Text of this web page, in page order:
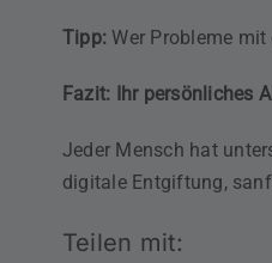
Tipp: Wer Probleme
Fazit: Ihr persönliches
Jeder Mensch hat
digitale Entgiftung,
Teilen mit: